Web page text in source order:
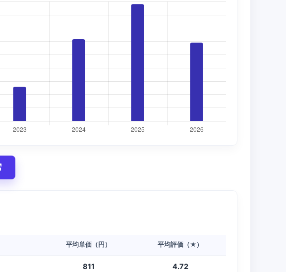
平均単価（円） 平均評価（★）
811 4.72